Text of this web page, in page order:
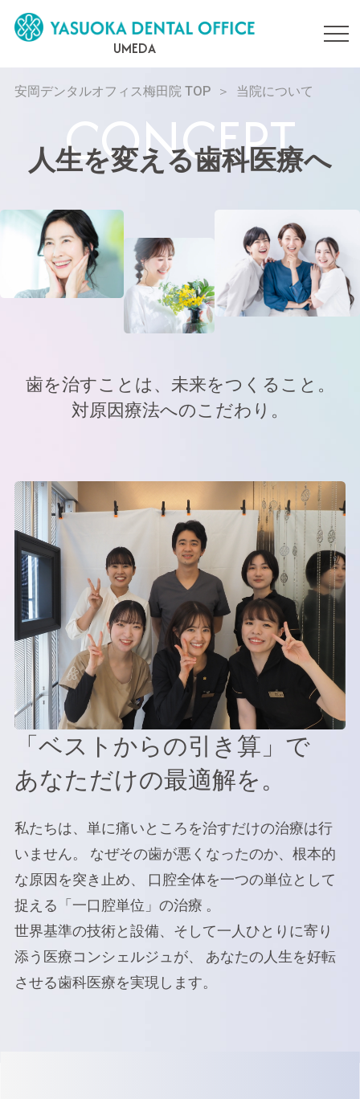
UMEDA
安岡デンタルオフィス梅田院 TOP 当院について
人生を変える歯科医療へ
歯を治すことは、未来をつくること。
対原因療法へのこだわり。
「ベストからの引き算」で
あなただけの最適解を。
私たちは、単に痛いところを治すだけの治療は行
いません。 なぜその歯が悪くなったのか、根本的
な原因を突き止め、 口腔全体を一つの単位として
捉える「一口腔単位」の治療 。
世界基準の技術と設備、そして一人ひとりに寄り
添う医療コンシェルジュが、 あなたの人生を好転
させる歯科医療を実現します。